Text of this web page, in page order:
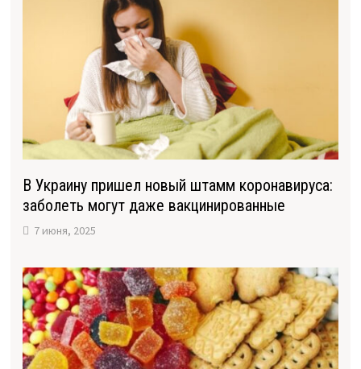
В Украину пришел новый штамм коронавируса:
заболеть могут даже вакцинированные
7 июня, 2025